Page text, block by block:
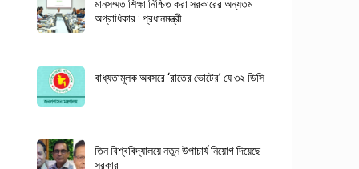
মানসম্মত শিক্ষা নিশ্চিত করা সরকারের অন্যতম
অগ্রাধিকার : প্রধানমন্ত্রী
বাধ্যতামূলক অবসরে ‘রাতের ভোটের’ যে ৩২ ডিসি
তিন বিশ্ববিদ্যালয়ে নতুন উপাচার্য নিয়োগ দিয়েছে
সরকার